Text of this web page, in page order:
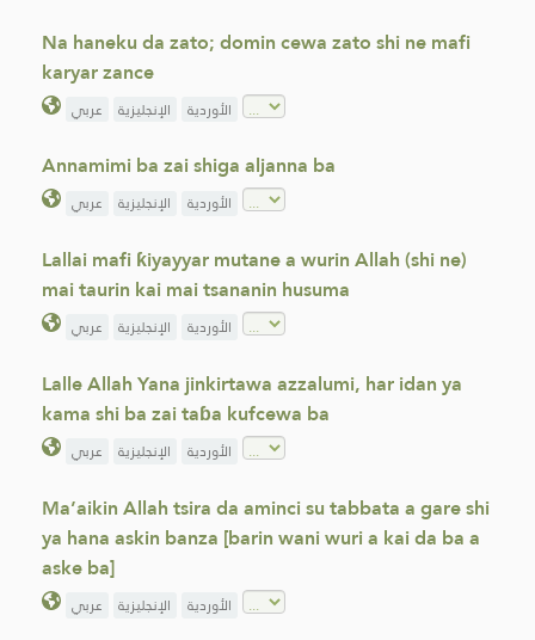
Na haneku da zato; domin cewa zato shi ne mafi
karyar zance
عربي الإنجليزية الأوردية
Annamimi ba zai shiga aljanna ba
عربي الإنجليزية الأوردية
Lallai mafi ƙiyayyar mutane a wurin Allah (shi ne)
mai taurin kai mai tsananin husuma
عربي الإنجليزية الأوردية
Lalle Allah Yana jinkirtawa azzalumi, har idan ya
kama shi ba zai taɓa kufcewa ba
عربي الإنجليزية الأوردية
Ma’aikin Allah tsira da aminci su tabbata a gare shi
ya hana askin banza [barin wani wuri a kai da ba a
aske ba]
عربي الإنجليزية الأوردية